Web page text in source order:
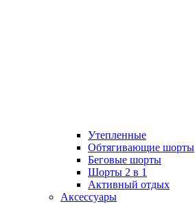
Утепленные
Обтягивающие шорты
Беговые шорты
Шорты 2 в 1
Активный отдых
Аксессуары